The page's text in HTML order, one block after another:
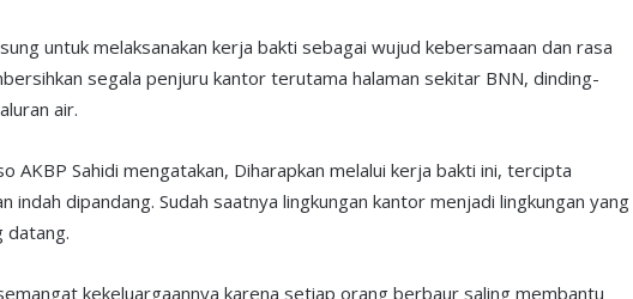
untuk melaksanakan kerja bakti sebagai wujud kebersamaan dan rasa
segala penjuru kantor terutama halaman sekitar BNN, dinding-
air.
AKBP Sahidi mengatakan, Diharapkan melalui kerja bakti ini, tercipta
indah dipandang. Sudah saatnya lingkungan kantor menjadi lingkungan yang
datang.
kekeluargaannya karena setiap orang berbaur saling membantu